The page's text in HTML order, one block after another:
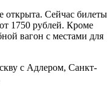
открыта. Сейчас билеты
1750 рублей. Кроме
вагон с местами для
с Адлером, Санкт-